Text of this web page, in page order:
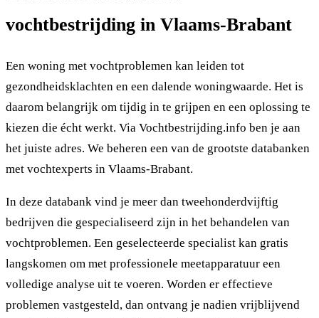
vochtbestrijding in Vlaams-Brabant
Een woning met vochtproblemen kan leiden tot
gezondheidsklachten en een dalende woningwaarde. Het is
daarom belangrijk om tijdig in te grijpen en een oplossing te
kiezen die écht werkt. Via Vochtbestrijding.info ben je aan
het juiste adres. We beheren een van de grootste databanken
met vochtexperts in Vlaams-Brabant.
In deze databank vind je meer dan tweehonderdvijftig
bedrijven die gespecialiseerd zijn in het behandelen van
vochtproblemen. Een geselecteerde specialist kan gratis
langskomen om met professionele meetapparatuur een
volledige analyse uit te voeren. Worden er effectieve
problemen vastgesteld, dan ontvang je nadien vrijblijvend